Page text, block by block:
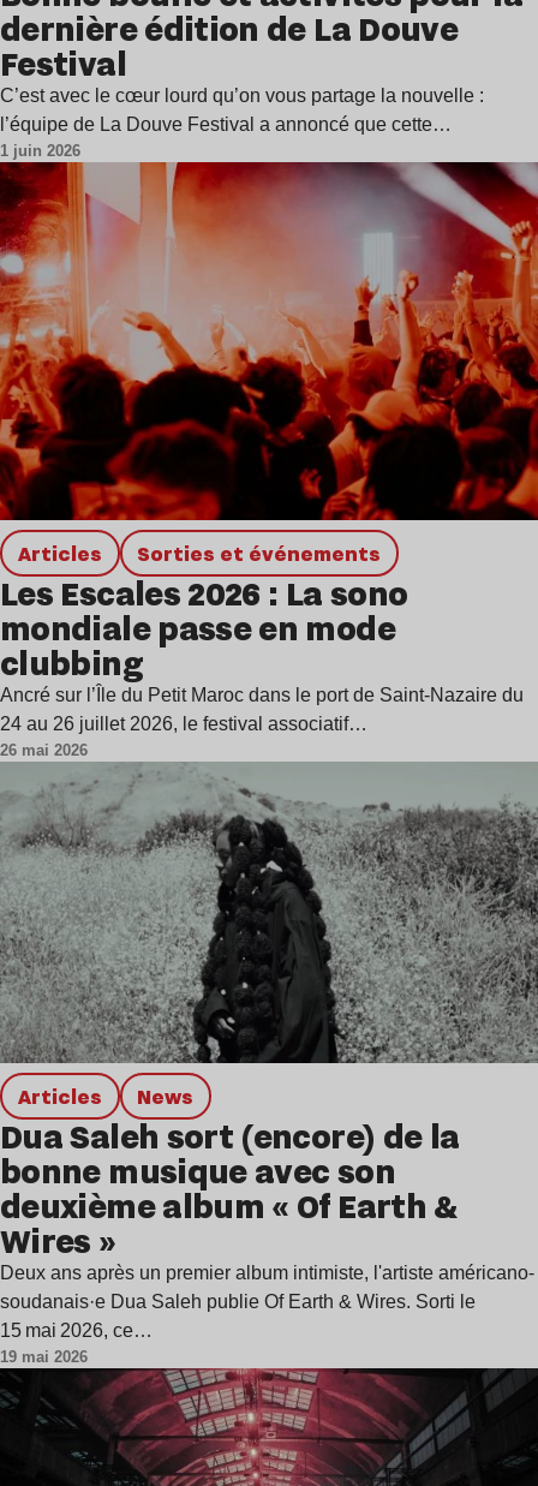
dernière édition de La Douve
Festival
C’est avec le cœur lourd qu’on vous partage la nouvelle :
l’équipe de La Douve Festival a annoncé que cette…
1 juin 2026
Articles Sorties et événements
Les Escales 2026 : La sono
mondiale passe en mode
clubbing
Ancré sur l’Île du Petit Maroc dans le port de Saint-Nazaire du
24 au 26 juillet 2026, le festival associatif…
26 mai 2026
Articles news
Dua Saleh sort (encore) de la
bonne musique avec son
deuxième album « Of Earth &
Wires »
Deux ans après un premier album intimiste, l'artiste américano-
soudanais·e Dua Saleh publie Of Earth & Wires. Sorti le
15 mai 2026, ce…
19 mai 2026